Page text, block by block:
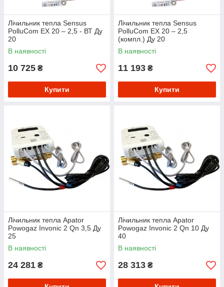
Лічильник тепла Sensus
PolluCom EX 20 – 2,5 - ВТ Ду
20
В наявності
10 725 ₴
Купити
Лічильник тепла Sensus
PolluCom EX 20 – 2,5
(компл.) Ду 20
В наявності
11 193 ₴
Купити
Лічильник тепла Apator
Powogaz Invonic 2 Qn 3,5 Ду
25
В наявності
24 281 ₴
Лічильник тепла Apator
Powogaz Invonic 2 Qn 10 Ду
40
В наявності
28 313 ₴